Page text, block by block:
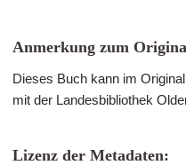
Anmerkung zum
Dieses Buch kann im
mit der Landesbibliothek
Lizenz der Metadaten: